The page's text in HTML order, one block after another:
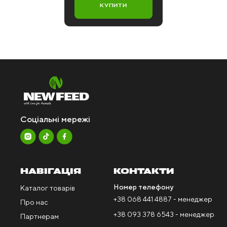
КУПИТИ
Соціальні мережі
НАВІГАЦІЯ
Каталог товарів
Про нас
Партнерам
КОНТАКТИ
Номер телефону
+38 068 441 4887 - менеджер
+38 093 378 6543 - менеджер